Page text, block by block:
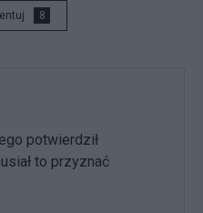
8
potwierdził
to przyznać